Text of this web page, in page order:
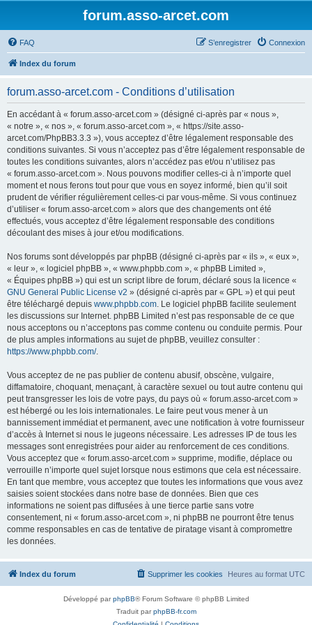
forum.asso-arcet.com
FAQ Connexion
S’enregistrer
Index du forum
forum.asso-arcet.com - Conditions d’utilisation
En accédant à « forum.asso-arcet.com » (désigné ci-après par « nous »,
« notre », « nos », « forum.asso-arcet.com », « https://site.asso-
arcet.com/PhpBB3.3.3 »), vous acceptez d’être légalement responsable des
conditions suivantes. Si vous n’acceptez pas d’être légalement responsable de
toutes les conditions suivantes, alors n’accédez pas et/ou n’utilisez pas
« forum.asso-arcet.com ». Nous pouvons modifier celles-ci à n’importe quel
moment et nous ferons tout pour que vous en soyez informé, bien qu’il soit
prudent de vérifier régulièrement celles-ci par vous-même. Si vous continuez
d’utiliser « forum.asso-arcet.com » alors que des changements ont été
effectués, vous acceptez d’être légalement responsable des conditions
découlant des mises à jour et/ou modifications.
Nos forums sont développés par phpBB (désigné ci-après par « ils », « eux »,
« leur », « logiciel phpBB », « www.phpbb.com », « phpBB Limited »,
« Équipes phpBB ») qui est un script libre de forum, déclaré sous la licence «
GNU General Public License v2 » (désigné ci-après par « GPL ») et qui peut
être téléchargé depuis www.phpbb.com. Le logiciel phpBB facilite seulement
les discussions sur Internet. phpBB Limited n’est pas responsable de ce que
nous acceptons ou n’acceptons pas comme contenu ou conduite permis. Pour
de plus amples informations au sujet de phpBB, veuillez consulter :
https://www.phpbb.com/.
Vous acceptez de ne pas publier de contenu abusif, obscène, vulgaire,
diffamatoire, choquant, menaçant, à caractère sexuel ou tout autre contenu qui
peut transgresser les lois de votre pays, du pays où « forum.asso-arcet.com »
est hébergé ou les lois internationales. Le faire peut vous mener à un
bannissement immédiat et permanent, avec une notification à votre fournisseur
d’accès à Internet si nous le jugeons nécessaire. Les adresses IP de tous les
messages sont enregistrées pour aider au renforcement de ces conditions.
Vous acceptez que « forum.asso-arcet.com » supprime, modifie, déplace ou
verrouille n’importe quel sujet lorsque nous estimons que cela est nécessaire.
En tant que membre, vous acceptez que toutes les informations que vous avez
saisies soient stockées dans notre base de données. Bien que ces
informations ne soient pas diffusées à une tierce partie sans votre
consentement, ni « forum.asso-arcet.com », ni phpBB ne pourront être tenus
comme responsables en cas de tentative de piratage visant à compromettre
les données.
Index du forum Heures au format UTC
Supprimer les cookies
Développé parphpBB® Forum Software © phpBB Limited
Traduit parphpBB-fr.com